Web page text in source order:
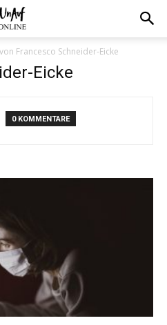
Francesco Schneider-Eicke
Eicke
0 KOMMENTARE